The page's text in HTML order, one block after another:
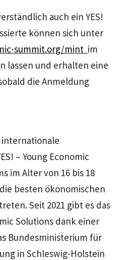
auch ein YES!
können sich unter
summit.org/mint im
lassen und erhalten eine
die Anmeldung
internationale
– Young Economic
im Alter von 16 bis 18
besten ökonomischen
Seit 2021 gibt es das
Solutions dank einer
Bundesministerium für
in Schleswig-Holstein